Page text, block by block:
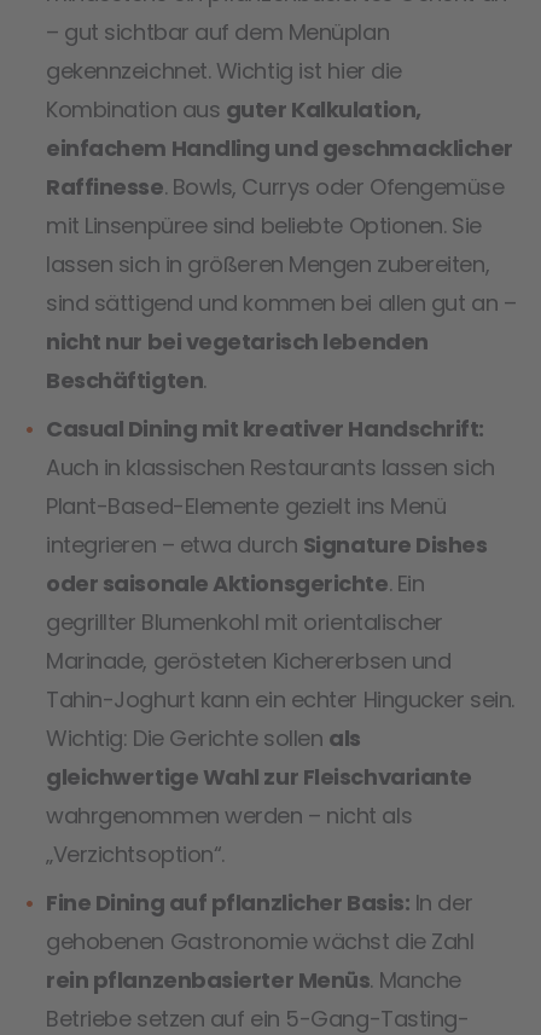
– gut sichtbar auf dem Menüplan
gekennzeichnet. Wichtig ist hier die
Kombination aus guter Kalkulation,
einfachem Handling und geschmacklicher
Raffinesse. Bowls, Currys oder Ofengemüse
mit Linsenpüree sind beliebte Optionen. Sie
lassen sich in größeren Mengen zubereiten,
sind sättigend und kommen bei allen gut an –
nicht nur bei vegetarisch lebenden
Beschäftigten.
Casual Dining mit kreativer Handschrift:
Auch in klassischen Restaurants lassen sich
Plant-Based-Elemente gezielt ins Menü
integrieren – etwa durch Signature Dishes
oder saisonale Aktionsgerichte. Ein
gegrillter Blumenkohl mit orientalischer
Marinade, gerösteten Kichererbsen und
Tahin-Joghurt kann ein echter Hingucker sein.
Wichtig: Die Gerichte sollen als
gleichwertige Wahl zur Fleischvariante
wahrgenommen werden – nicht als
„Verzichtsoption“.
Fine Dining auf pflanzlicher Basis: In der
gehobenen Gastronomie wächst die Zahl
rein pflanzenbasierter Menüs. Manche
Betriebe setzen auf ein 5-Gang-Tasting-